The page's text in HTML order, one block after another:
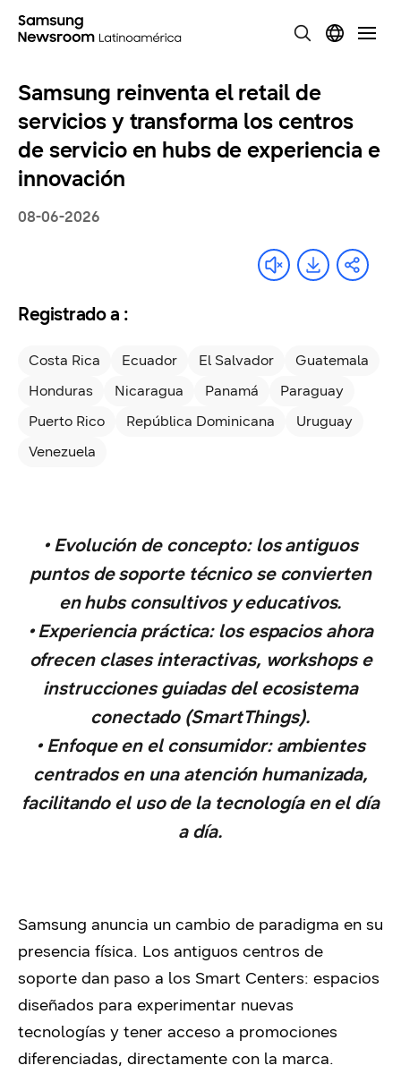
Samsung reinventa el retail de
servicios y transforma los centros
de servicio en hubs de experiencia e
innovación
08-06-2026
Registrado a :
Costa Rica Ecuador El Salvador
Guatemala
Honduras
Nicaragua Panamá
Paraguay
Puerto Rico
República Dominicana
Uruguay
Venezuela
• Evolución de concepto: los antiguos
puntos de soporte técnico se convierten
en hubs consultivos y educativos.
• Experiencia práctica: los espacios ahora
ofrecen clases interactivas, workshops e
instrucciones guiadas del ecosistema
conectado (SmartThings).
• Enfoque en el consumidor: ambientes
centrados en una atención humanizada,
facilitando el uso de la tecnología en el día
a día.
Samsung anuncia un cambio de paradigma en su
presencia física. Los antiguos centros de
soporte dan paso a los Smart Centers: espacios
diseñados para experimentar nuevas
tecnologías y tener acceso a promociones
diferenciadas, directamente con la marca.